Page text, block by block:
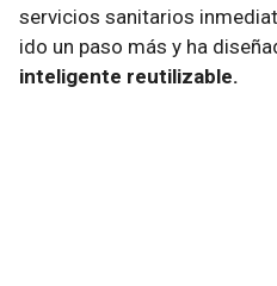
servicios sanitarios
ido un paso más y ha
inteligente reutilizable.